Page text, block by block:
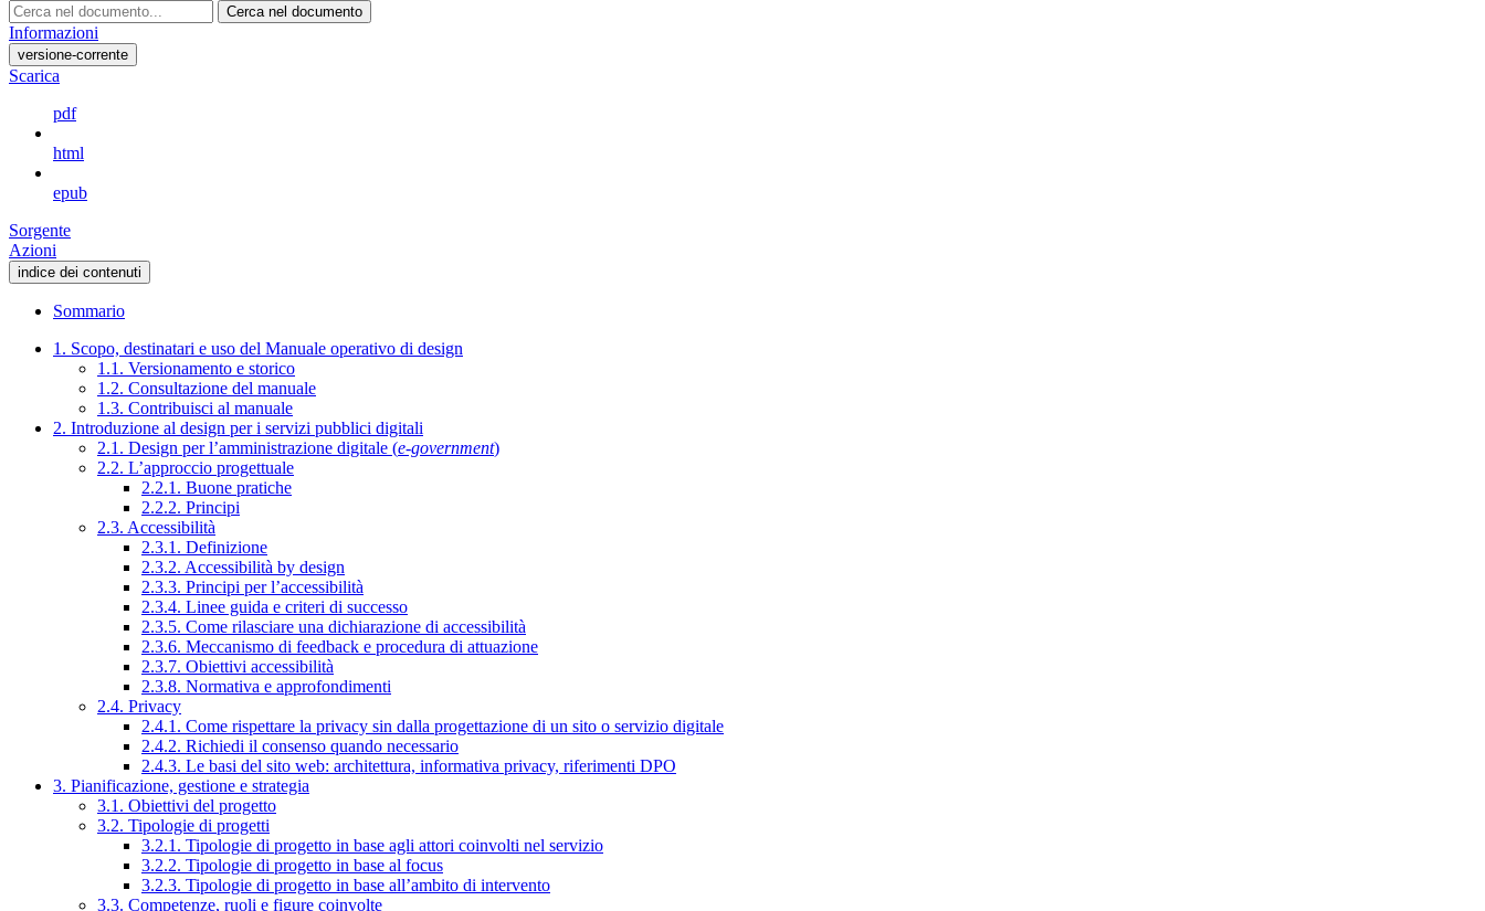
Cerca nel documento
Informazioni
versione-corrente
Scarica
pdf
html
epub
Sorgente
Azioni
indice dei contenuti
Sommario
1. Scopo, destinatari e uso del Manuale operativo di design
1.1. Versionamento e storico
1.2. Consultazione del manuale
1.3. Contribuisci al manuale
2. Introduzione al design per i servizi pubblici digitali
2.1. Design per l’amministrazione digitale (e-government)
2.2. L’approccio progettuale
2.2.1. Buone pratiche
2.2.2. Principi
2.3. Accessibilità
2.3.1. Definizione
2.3.2. Accessibilità by design
2.3.3. Principi per l’accessibilità
2.3.4. Linee guida e criteri di successo
2.3.5. Come rilasciare una dichiarazione di accessibilità
2.3.6. Meccanismo di feedback e procedura di attuazione
2.3.7. Obiettivi accessibilità
2.3.8. Normativa e approfondimenti
2.4. Privacy
2.4.1. Come rispettare la privacy sin dalla progettazione di un sito o servizio digitale
2.4.2. Richiedi il consenso quando necessario
2.4.3. Le basi del sito web: architettura, informativa privacy, riferimenti DPO
3. Pianificazione, gestione e strategia
3.1. Obiettivi del progetto
3.2. Tipologie di progetti
3.2.1. Tipologie di progetto in base agli attori coinvolti nel servizio
3.2.2. Tipologie di progetto in base al focus
3.2.3. Tipologie di progetto in base all’ambito di intervento
3.3. Competenze, ruoli e figure coinvolte